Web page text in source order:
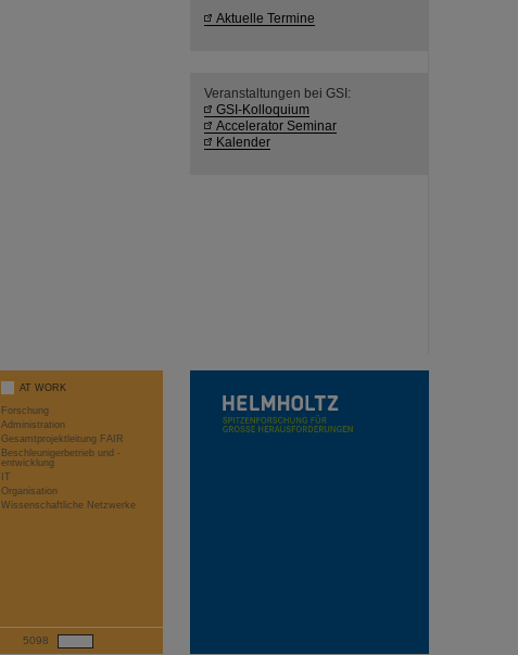
Aktuelle Termine
Veranstaltungen bei GSI:
GSI-Kolloquium
Accelerator Seminar
Kalender
AT WORK
Forschung
Administration
Gesamtprojektleitung FAIR
Beschleunigerbetrieb und -
entwicklung
IT
Organisation
Wissenschaftliche Netzwerke
5098